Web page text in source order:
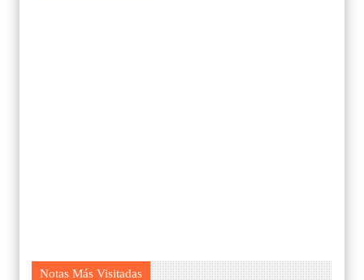
Notas Más Visitadas